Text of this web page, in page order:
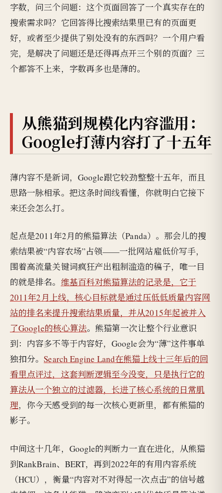
字数，问三个问题：这个页面回答了一个真实存在的
搜索需求吗？它回答得比搜索结果里已有的页面更
好，或者至少提供了别处没有的东西吗？一个用户看
完，是解决了问题还是还得再点开三个别的页面？三
个都答不上来，字数再多也是薄的。
从熊猫到规模化内容滥用：
Google打薄内容打了十五年
薄内容不是新词，Google跟它较劲整整十五年，而且
思路一脉相承。把这条时间线看懂，你就明白它接下
来还会怎么打。
起点是2011年2月的熊猫算法（Panda）。那会儿的搜
索结果被“内容农场”占领——一批网站雇低价写手，
围着高流量关键词疯狂产出粗制滥造的稿子，唯一目
的就是排名。 维基百科对熊猫算法的记录是，它于
2011年2月上线，核心目标就是通过压低低质量内容网
站的排名来提升搜索结果质量，并从2015年起被并入
了Google的核心算法。熊猫第一次让整个行业意识
到：内容多不等于内容好，Google会为“薄”这件事单
独扣分。Search Engine Land在熊猫上线十三年后的回
看里点评过，这套判断逻辑至今没变，只是执行它的
算法从一个独立的过滤器，长进了核心系统的日常肌
理，你今天感受到的每一次核心更新里，都有熊猫的
影子。
中间这十几年，Google的判断力一直在进化，从熊猫
到RankBrain、BERT，再到2022年的有用内容系统
（HCU），衡量“内容对不对得起一次点击”的信号越